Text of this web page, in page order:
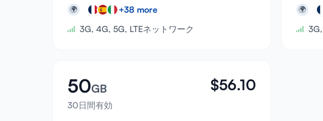
🌍 +38 more
3G, 4G, 5G, LTEネットワーク
🌍
50GB
30日間有効
$56.10